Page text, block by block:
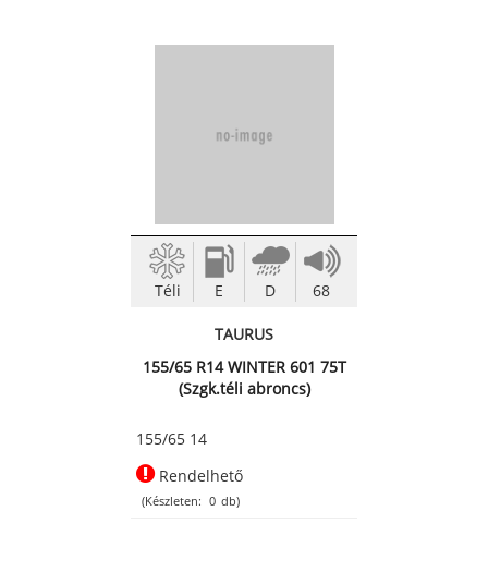
Téli E D 68
TAURUS
155/65 R14 WINTER 601 75T
(Szgk.téli abroncs)
155/65 14
Rendelhető
(Készleten: 0 db)